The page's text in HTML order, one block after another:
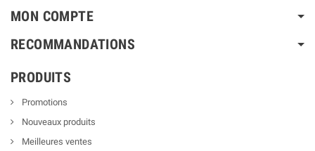
MON COMPTE
RECOMMANDATIONS
PRODUITS
Promotions
Nouveaux produits
Meilleures ventes